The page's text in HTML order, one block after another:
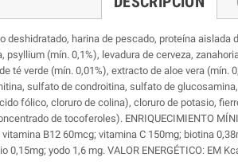
deshidratado, harina de pescado, proteína
(mín. 0,1%), levadura de cerveza,
té verde (mín. 0,01%), extracto de aloe vera
sulfato de condroitina, sulfato de
fólico, cloruro de colina), cloruro de potasio,
de tocoferoles). ENRIQUECIMIENTO
B12 60mcg; vitamina C 150mg; biotina
yodo 1,6 mg. VALOR ENERGÉTICO: EM